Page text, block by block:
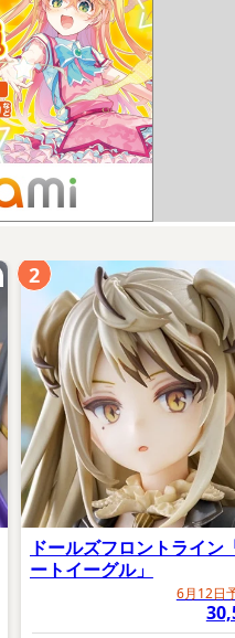
ドールズフロントライン
ートイーグル」
6月12日
2